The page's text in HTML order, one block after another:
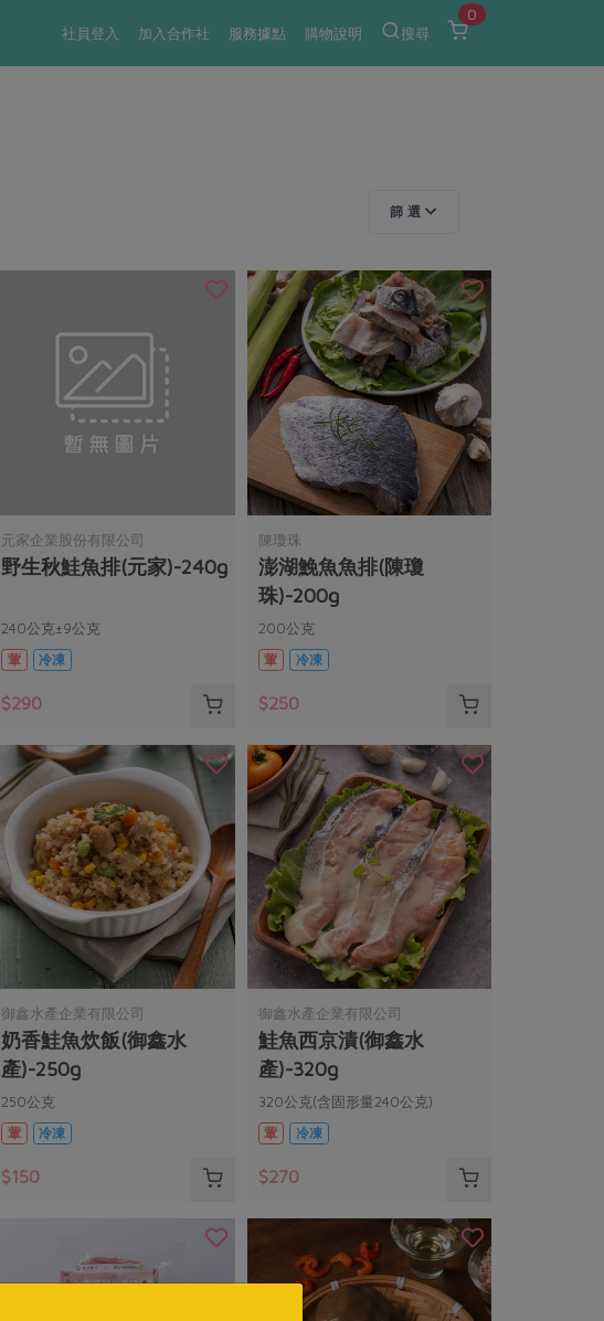
社員登入 加入合作社 服務據點 購物說明 搜尋
0
篩 選
元家企業股份有限公司
野生秋鮭魚排(元家)-240g
240公克±9公克
葷
冷凍
$290
陳瓊珠
澎湖鮸魚魚排(陳瓊
珠)-200g
200公克
葷
冷凍
$250
御鑫水產企業有限公司
奶香鮭魚炊飯(御鑫水
產)-250g
250公克
葷
冷凍
$150
御鑫水產企業有限公司
鮭魚西京漬(御鑫水
產)-320g
320公克(含固形量240公克)
葷
冷凍
$270